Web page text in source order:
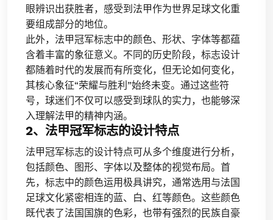
眼辨识出获胜者，感受到法甲作为世界足球文化重
要组成部分的地位。
此外，法甲冠军标志中的颜色、形状、字体等都蕴
含着丰富的象征意义。不同的历史阶段，标志设计
都随着时代的发展而有所变化，但无论如何变化，
其核心象征“荣耀与胜利”始终未变。通过这些符
号，球迷们不仅可以感受到球队的实力，也能够深
入理解法甲的精神内涵。
2、法甲冠军标志的设计特点
法甲冠军标志的设计特点可从多个维度进行分析，
包括颜色、图形、字体以及整体的视觉布局。首
先，标志中的颜色运用极具讲究，通常选用与法国
足球文化紧密相连的蓝、白、红等颜色。这些颜色
既代表了法国国旗的色彩，也带有强烈的民族自豪